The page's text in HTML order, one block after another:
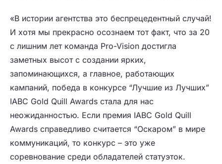
«В истории агентства это беспрецедентный случай!
И хотя мы прекрасно осознаем тот факт, что за 20
с лишним лет команда Pro-Vision достигла
заметных высот с создании ярких,
запоминающихся, а главное, работающих
кампаний, победа в конкурсе “Лучшие из Лучших”
IABC Gold Quill Awards стала для нас
неожиданностью. Если премия IABC Gold Quill
Awards справедливо считается “Оскаром” в мире
коммуникаций, то конкурс – это уже
соревнование среди обладателей статуэток.